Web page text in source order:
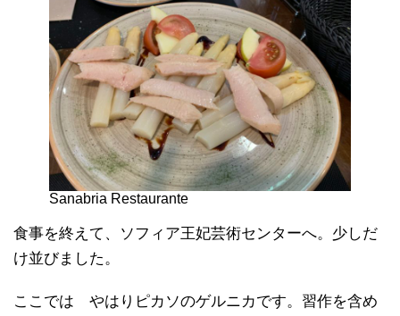
Sanabria Restaurante
食事を終えて、ソフィア王妃芸術センターへ。少しだ
け並びました。
ここでは やはりピカソのゲルニカです。習作を含め